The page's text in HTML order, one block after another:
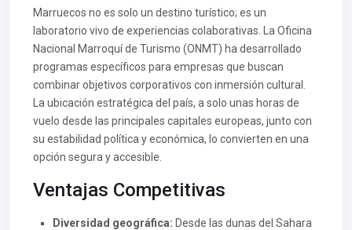
Marruecos no es solo un destino turístico; es un
laboratorio vivo de experiencias colaborativas. La Oficina
Nacional Marroquí de Turismo (ONMT) ha desarrollado
programas específicos para empresas que buscan
combinar objetivos corporativos con inmersión cultural.
La ubicación estratégica del país, a solo unas horas de
vuelo desde las principales capitales europeas, junto con
su estabilidad política y económica, lo convierten en una
opción segura y accesible.
Ventajas Competitivas
Diversidad geográfica: Desde las dunas del Sahara